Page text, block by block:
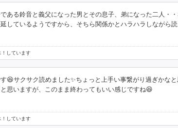
ある鈴音と義父になった男とその息子、弟になった二人・
しているようですから、そちら関係かとハラハラしながら読
！しています
😆サクサク読めました✨ちょっと上手い事繋がり過ぎかな
思いますが、このまま終わってもいい感じですね😆
！しています